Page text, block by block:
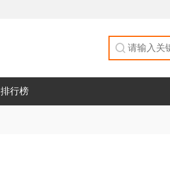
排行榜